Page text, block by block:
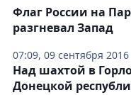
07:09, 09 сентября 2016
Флаг России на
разгневал Запад
Над шахтой в
Донецкой